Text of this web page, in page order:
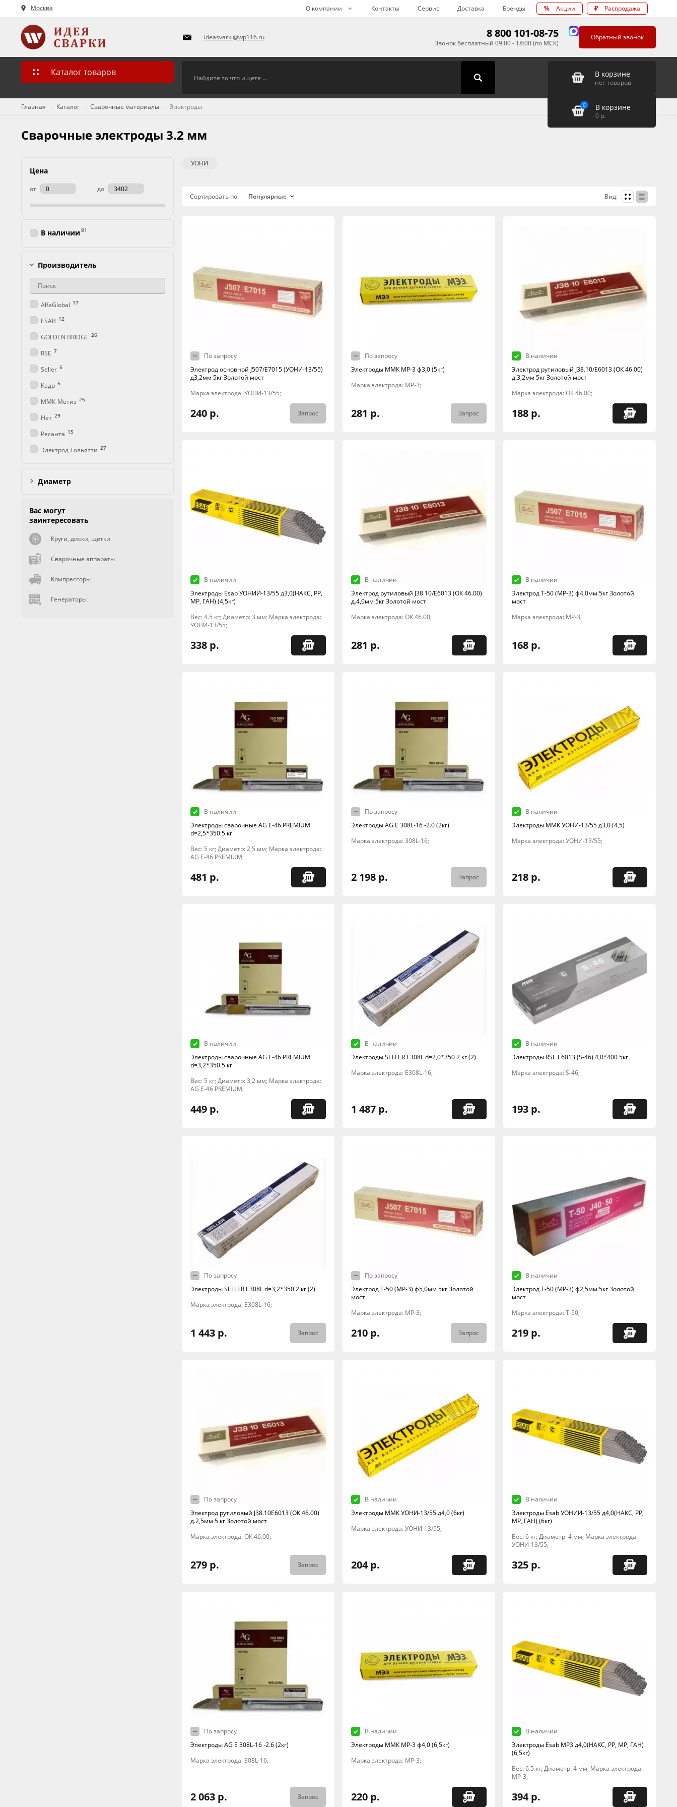
Москва О компании Контакты Сервис Доставка Бренды % Акции ₽ Распродажа
ideasvarki@wp116.ru 8 800 101-08-75
Звонок бесплатный 09:00 - 18:00 (по МСК)
Обратный звонок
Каталог товаров В корзине
нет товаров
0 В корзине
0 р.
Главная Каталог Сварочные материалы Электроды
Сварочные электроды 3.2 мм
УОНИ
Сортировать по: Вид:
По запросу
Электрод основной J507/E7015 (УОНИ-13/55)
д3,2мм 5кг Золотой мост
Марка электрода: УОНИ-13/55;
240 р. Запрос
По запросу
Электроды ММК МР-3 ф3,0 (5кг)
Марка электрода: МР-3;
281 р. Запрос
В наличии
Электрод рутиловый J38.10/E6013 (ОК 46.00)
д.3,2мм 5кг Золотой мост
Марка электрода: ОК 46.00;
188 р.
В наличии
Электроды Esab УОНИИ-13/55 д3,0(НАКС, РР,
МР, ГАН) (4,5кг)
Вес: 4.5 кг; Диаметр: 3 мм; Марка электрода:
УОНИ-13/55;
338 р.
В наличии
Электрод рутиловый J38.10/E6013 (ОК 46.00)
д.4,0мм 5кг Золотой мост
Марка электрода: ОК 46.00;
281 р.
В наличии
Электрод Т-50 (МР-3) ф4,0мм 5кг Золотой
мост
Марка электрода: МР-3;
168 р.
В наличии
Электроды сварочные AG E-46 PREMIUM
d=2,5*350 5 кг
Вес: 5 кг; Диаметр: 2,5 мм; Марка электрода:
AG E-46 PREMIUM;
481 р.
По запросу
Электроды AG E 308L-16 -2.0 (2кг)
Марка электрода: 308L-16;
2 198 р. Запрос
В наличии
Электроды ММК УОНИ-13/55 д3,0 (4,5)
Марка электрода: УОНИ-13/55;
218 р.
В наличии
Электроды сварочные AG E-46 PREMIUM
d=3,2*350 5 кг
Вес: 5 кг; Диаметр: 3,2 мм; Марка электрода:
AG E-46 PREMIUM;
449 р.
В наличии
Электроды SELLER E308L d=2,0*350 2 кг (2)
Марка электрода: E308L-16;
1 487 р.
В наличии
Электроды RSE Е6013 (S-46) 4,0*400 5кг
Марка электрода: S-46;
193 р.
По запросу
Электроды SELLER E308L d=3,2*350 2 кг (2)
Марка электрода: E308L-16;
1 443 р. Запрос
По запросу
Электрод Т-50 (МР-3) ф5,0мм 5кг Золотой
мост
Марка электрода: МР-3;
210 р. Запрос
В наличии
Электрод Т-50 (МР-3) ф2,5мм 5кг Золотой
мост
Марка электрода: Т-50;
219 р.
По запросу
Электрод рутиловый J38.10E6013 (ОК 46.00)
д.2,5мм 5 кг Золотой мост
Марка электрода: ОК 46.00;
279 р. Запрос
В наличии
Электроды ММК УОНИ-13/55 д4,0 (6кг)
Марка электрода: УОНИ-13/55;
204 р.
В наличии
Электроды Esab УОНИИ-13/55 д4,0(НАКС, РР,
МР, ГАН) (6кг)
Вес: 6 кг; Диаметр: 4 мм; Марка электрода:
УОНИ-13/55;
325 р.
По запросу
Электроды AG E 308L-16 -2.6 (2кг)
Марка электрода: 308L-16;
2 063 р. Запрос
В наличии
Электроды ММК МР-3 ф4,0 (6,5кг)
Марка электрода: МР-3;
220 р.
В наличии
Электроды Esab МР3 д4,0(НАКС, РР, МР, ГАН)
(6,5кг)
Вес: 6.5 кг; Диаметр: 4 мм; Марка электрода:
МР-3;
394 р.
Цена
от до
В наличии 81
Производитель
AlfaGlobal 17
ESAB 12
GOLDEN BRIDGE 26
RSE 7
Seller 5
Кедр 5
ММК-Метиз 25
Нет 29
Ресанта 15
Электрод Тольятти 27
Диаметр
Вас могут
заинтересовать
Круги, диски, щетки
Сварочные аппараты
Компрессоры
Генераторы